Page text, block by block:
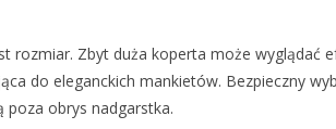
rozmiar. Zbyt duża koperta może wyglądać
do eleganckich mankietów. Bezpieczny
poza obrys nadgarstka.